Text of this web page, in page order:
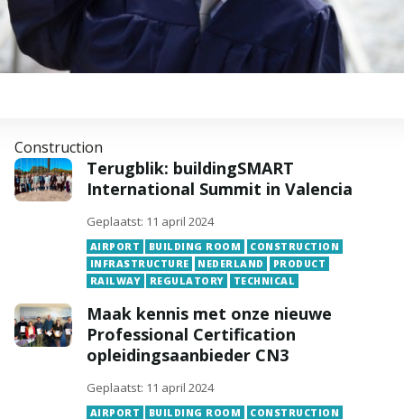
Construction
Terugblik: buildingSMART
International Summit in Valencia
Geplaatst: 11 april 2024
AIRPORT BUILDING ROOM
CONSTRUCTION
INFRASTRUCTURE
NEDERLAND
PRODUCT
RAILWAY
REGULATORY TECHNICAL
Maak kennis met onze nieuwe
Professional Certification
opleidingsaanbieder CN3
Geplaatst: 11 april 2024
AIRPORT BUILDING ROOM
CONSTRUCTION